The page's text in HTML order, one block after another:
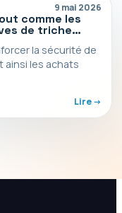
9 mai 2026
comme les
de triche
la sécurité de
ainsi les achats
Lire ->